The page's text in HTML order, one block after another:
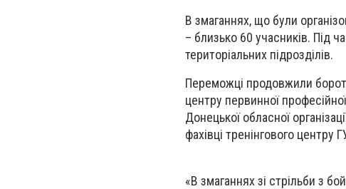
В змаганнях, що були
– близько 60 учасників. Під
територіальних підрозділів.
Переможці продовжили
центру первинної
Донецької обласної
фахівці тренінгового центру
«В змаганнях зі стрільби з